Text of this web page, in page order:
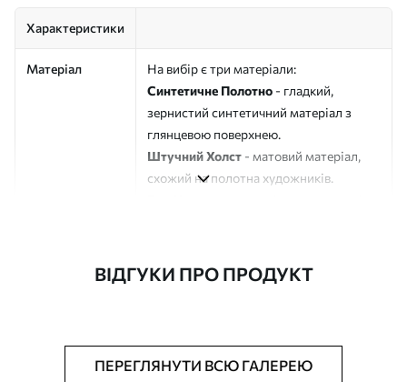
Характеристики
Матеріал
На вибір є три матеріали:
Синтетичне Полотно - гладкий,
зернистий синтетичний матеріал з
глянцевою поверхнею.
Штучний Холст - матовий матеріал,
схожий на полотна художників.
Додатково Можна додати лакове покриття.
ВІДГУКИ ПРО ПРОДУКТ
ПЕРЕГЛЯНУТИ ВСЮ ГАЛЕРЕЮ